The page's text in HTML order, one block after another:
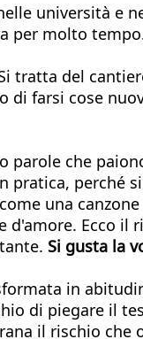
università e
per molto
tratta del
di farsi cose
parole che
pratica, perché
una
d'amore. Ecco il
Si gusta la
in
di piegare il
il rischio che